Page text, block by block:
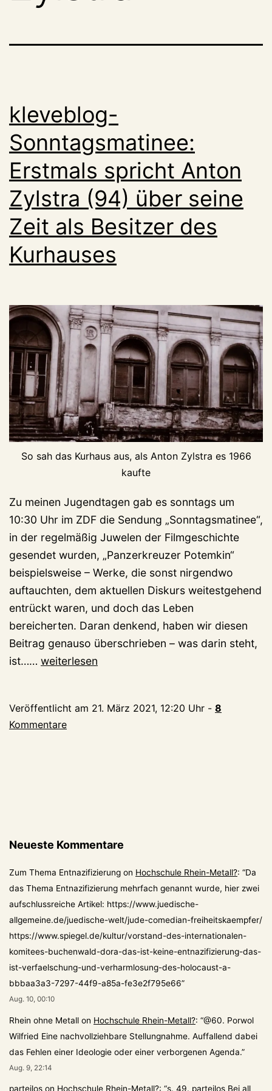
kleveblog-
Sonntagsmatinee:
Erstmals spricht Anton
Zylstra (94) über seine
Zeit als Besitzer des
Kurhauses
So sah das Kurhaus aus, als Anton Zylstra es 1966
kaufte
Zu meinen Jugendtagen gab es sonntags um
10:30 Uhr im ZDF die Sendung „Sonntagsmatinee“,
in der regelmäßig Juwelen der Filmgeschichte
gesendet wurden, „Panzerkreuzer Potemkin“
beispielsweise – Werke, die sonst nirgendwo
auftauchten, dem aktuellen Diskurs weitestgehend
entrückt waren, und doch das Leben
bereicherten. Daran denkend, haben wir diesen
Beitrag genauso überschrieben – was darin steht,
ist…… kleveblog-
spricht
Anton
des
Kurhauses
weiterlesen
Veröffentlicht am 21. März 2021, 12:20 Uhr - 8
Kommentare
Neueste Kommentare
Zum Thema Entnazifizierung on Hochschule Rhein-Metall?: “Da
das Thema Entnazifizierung mehrfach genannt wurde, hier zwei
aufschlussreiche Artikel: https://www.juedische-
allgemeine.de/juedische-welt/jude-comedian-freiheitskaempfer/
https://www.spiegel.de/kultur/vorstand-des-internationalen-
komitees-buchenwald-dora-das-ist-keine-entnazifizierung-das-
ist-verfaelschung-und-verharmlosung-des-holocaust-a-
bbbaa3a3-7297-44f9-a85a-fe3e2f795e66”
Aug. 10, 00:10
Rhein ohne Metall on Hochschule Rhein-Metall?: “@60. Porwol
Wilfried Eine nachvollziehbare Stellungnahme. Auffallend dabei
das Fehlen einer Ideologie oder einer verborgenen Agenda.”
Aug. 9, 22:14
parteilos on Hochschule Rhein-Metall?: “s. 49. parteilos Bei all